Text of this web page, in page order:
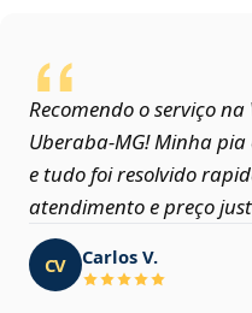
Recomendo o serviço na
Uberaba‑MG! Minha
e tudo foi resolvido
atendimento e preço
CV Carlos V.